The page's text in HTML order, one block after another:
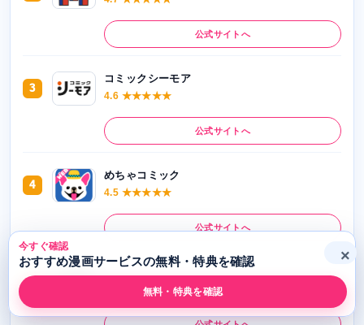
公式サイトへ
3
コミックシーモア
4.6 ★★★★★
公式サイトへ
4
めちゃコミック
4.5 ★★★★★
公式サイトへ
4.4 ★★★★★
今すぐ確認
おすすめ漫画サービスの無料・特典を確認
無料・特典を確認
×